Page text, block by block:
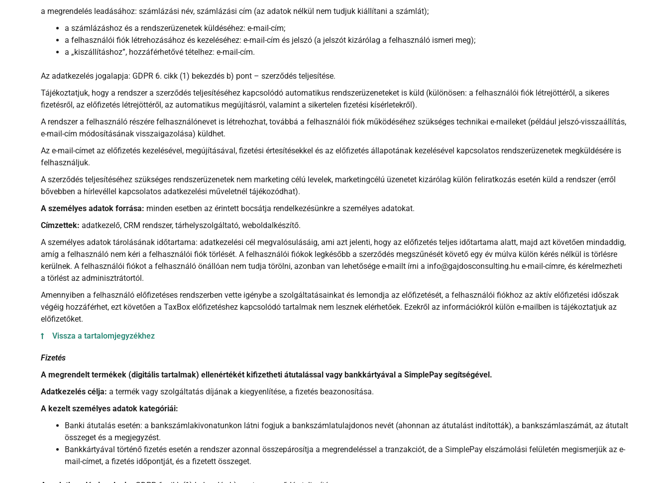
a megrendelés leadásához: számlázási név, számlázási cím (az adatok nélkül nem tudjuk kiállítani a számlát);
a számlázáshoz és a rendszerüzenetek küldéséhez: e-mail-cím;
a felhasználói fiók létrehozásához és kezeléséhez: e-mail-cím és jelszó (a jelszót kizárólag a felhasználó ismeri meg);
a „kiszállításhoz”, hozzáférhetővé tételhez: e-mail-cím.
Az adatkezelés jogalapja: GDPR 6. cikk (1) bekezdés b) pont – szerződés teljesítése.
Tájékoztatjuk, hogy a rendszer a szerződés teljesítéséhez kapcsolódó automatikus rendszerüzeneteket is küld (különösen: a felhasználói fiók létrejöttéről, a sikeres
fizetésről, az előfizetés létrejöttéről, az automatikus megújításról, valamint a sikertelen fizetési kísérletekről).
A rendszer a felhasználó részére felhasználónevet is létrehozhat, továbbá a felhasználói fiók működéséhez szükséges technikai e-maileket (például jelszó-visszaállítás,
e-mail-cím módosításának visszaigazolása) küldhet.
Az e-mail-címet az előfizetés kezelésével, megújításával, fizetési értesítésekkel és az előfizetés állapotának kezelésével kapcsolatos rendszerüzenetek megküldésére is
felhasználjuk.
A szerződés teljesítéséhez szükséges rendszerüzenetek nem marketing célú levelek, marketingcélú üzenetet kizárólag külön feliratkozás esetén küld a rendszer (erről
bővebben a hírlevéllel kapcsolatos adatkezelési műveletnél tájékozódhat).
A személyes adatok forrása: minden esetben az érintett bocsátja rendelkezésünkre a személyes adatokat.
Címzettek: adatkezelő, CRM rendszer, tárhelyszolgáltató, weboldalkészítő.
A személyes adatok tárolásának időtartama: adatkezelési cél megvalósulásáig, ami azt jelenti, hogy az előfizetés teljes időtartama alatt, majd azt követően mindaddig,
amíg a felhasználó nem kéri a felhasználói fiók törlését. A felhasználói fiókok legkésőbb a szerződés megszűnését követő egy év múlva külön kérés nélkül is törlésre
kerülnek. A felhasználói fiókot a felhasználó önállóan nem tudja törölni, azonban van lehetősége e-mailt írni a info@gajdosconsulting.hu e-mail-címre, és kérelmezheti
a törlést az adminisztrátortól.
Amennyiben a felhasználó előfizetéses rendszerben vette igénybe a szolgáltatásainkat és lemondja az előfizetését, a felhasználói fiókhoz az aktív előfizetési időszak
végéig hozzáférhet, ezt követően a TaxBox előfizetéshez kapcsolódó tartalmak nem lesznek elérhetőek. Ezekről az információkról külön e-mailben is tájékoztatjuk az
előfizetőket.
Vissza a tartalomjegyzékhez
Fizetés
A megrendelt termékek (digitális tartalmak) ellenértékét kifizetheti átutalással vagy bankkártyával a SimplePay segítségével.
Adatkezelés célja: a termék vagy szolgáltatás díjának a kiegyenlítése, a fizetés beazonosítása.
A kezelt személyes adatok kategóriái:
Banki átutalás esetén: a bankszámlakivonatunkon látni fogjuk a bankszámlatulajdonos nevét (ahonnan az átutalást indították), a bankszámlaszámát, az átutalt
összeget és a megjegyzést.
Bankkártyával történő fizetés esetén a rendszer azonnal összepárosítja a megrendeléssel a tranzakciót, de a SimplePay elszámolási felületén megismerjük az e-
mail-címet, a fizetés időpontját, és a fizetett összeget.